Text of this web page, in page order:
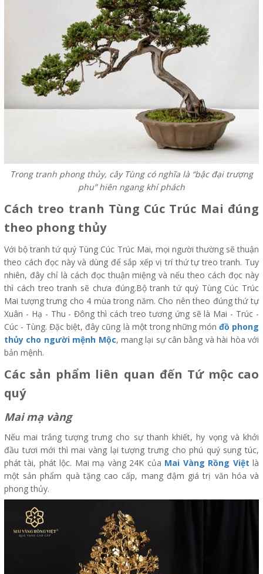
Trong tranh phong thủy, cây Tùng có nghĩa là “bậc đại trượng
phu” hiên ngang khí phách
Cách treo tranh Tùng Cúc Trúc Mai đúng
theo phong thủy
Với bộ tranh tứ quý Tùng Cúc Trúc Mai, mọi người thường sẽ thuận
theo cách đọc này và dùng để sắp xếp vị trí thứ tự treo tranh. Tuy
nhiên, đây chỉ là cách đọc thuận miệng và nếu theo cách đọc này
thì cách treo tranh sẽ chưa đúng.Bộ tranh tứ quý Tùng Cúc Trúc
Mai tượng trưng cho 4 mùa trong năm. Cho nên theo đúng thứ tự
Xuân - Hạ - Thu - Đông thì cách treo tương ứng sẽ là Mai - Trúc -
Cúc - Tùng. Đặc biệt, đây cũng là một trong những món đồ phong
thủy cho người mệnh Mộc, mang lại sự cân bằng và hài hòa với
bản mệnh.
Các sản phẩm liên quan đến Tứ mộc cao
quý
Mai mạ vàng
Nếu mai trắng tượng trưng cho sự thanh khiết, hy vọng và khởi
đầu tươi mới thì mai vàng lại tượng trưng cho phú quý sung túc,
phát tài, phát lộc. Mai mạ vàng 24K của Mai Vàng Rồng Việt là
một sản phẩm quà tặng cao cấp, mang đậm giá trị văn hóa và
phong thủy.